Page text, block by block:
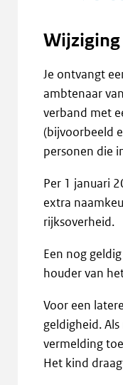
Wijziging
Je ontvangt
ambtenaar
verband met
(bijvoorbeeld
personen die
Per 1 januari
extra
rijksoverheid.
Een nog
houder van
Voor een
geldigheid.
vermelding
Het kind